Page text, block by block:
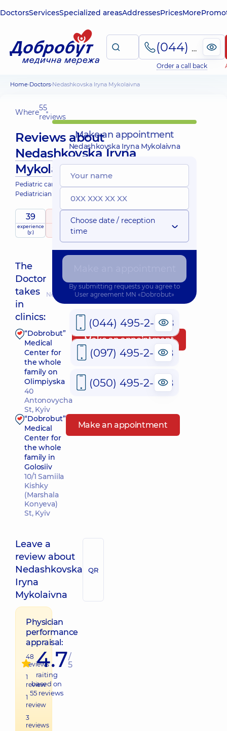
DoctorsServicesSpecialized areasAddressesPricesMore
(044) 495-2-888
Order a call back
Home Doctors Nedashkovska Iryna Mykolaivna
Where55
reviews
Reviews about
Nedashkovska Iryna
Mykolaivna
Pediatric cardiorheumatologist;
Pediatrician
39
experience
(y.)
4.7 / 5
55 reviews
The
Doctor
takes
in
clinics:
Nearest pickup time: Завтра о 17:00
“Dobrobut”
Medical
Center for
the whole
family on
Olimpiyska
40
Antonovycha
St, Kyiv
Make an appointment
“Dobrobut”
Medical
Center for
the whole
family in
Golosiiv
10/1 Samiila
Kishky
(Marshala
Konyeva)
St, Kyiv
Make an appointment
Leave a
review about
Nedashkovska
Iryna
Mykolaivna
QR
Physician
performance
appraisal:
48
reviews
1
review
1
review
3
reviews
4.7/
5
raiting
based on
55 reviews
Make an appointment
Nedashkovska Iryna Mykolaivna
Choose date / reception
time
By submitting requests you agree to
User agreement MN «Dobrobut»
(044) 495-2-888
(097) 495-2-888
(050) 495-2-888